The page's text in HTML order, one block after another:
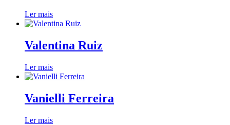
Ler mais
Valentina Ruiz
Ler mais
Vanielli Ferreira
Ler mais